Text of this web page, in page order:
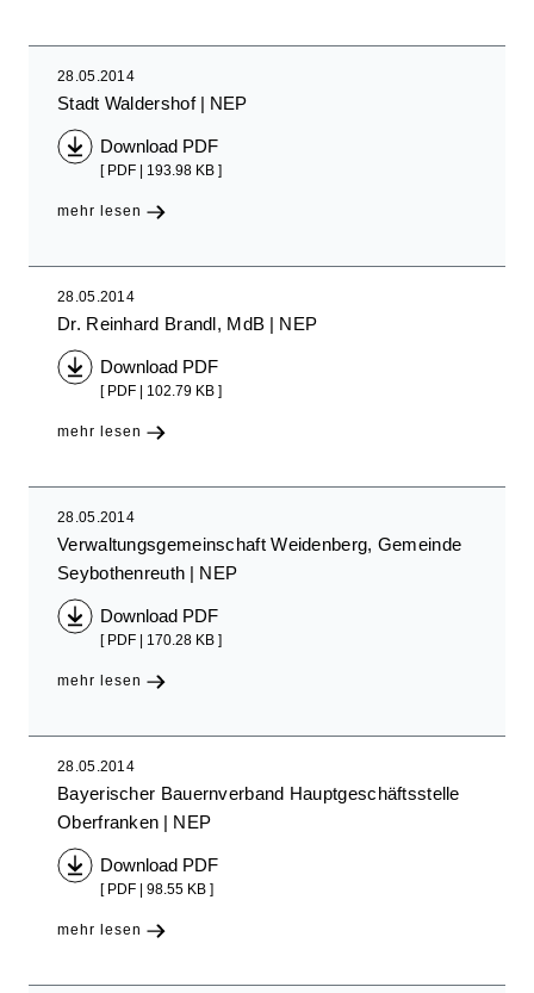
28.05.2014
Stadt Waldershof NEP
Download PDF
[ PDF | 193.98 KB ]
mehr lesen
28.05.2014
Dr. Reinhard Brandl, MdB NEP
Download PDF
[ PDF | 102.79 KB ]
mehr lesen
28.05.2014
Verwaltungsgemeinschaft Weidenberg, Gemeinde
Seybothenreuth
NEP
Download PDF
[ PDF | 170.28 KB ]
mehr lesen
28.05.2014
Bayerischer Bauernverband Hauptgeschäftsstelle
Oberfranken
NEP
Download PDF
[ PDF | 98.55 KB ]
mehr lesen